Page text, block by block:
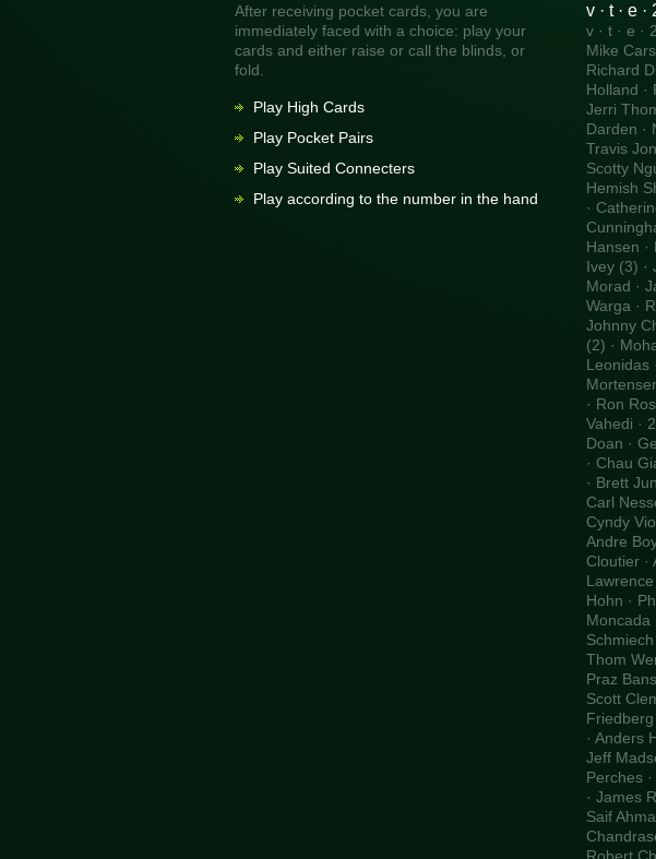
After receiving pocket cards, you are
immediately faced with a choice: play your
cards and either raise or call the blinds, or
fold.
Play High Cards
Play Pocket Pairs
Play Suited Connecters
Play according to the number in the hand
v · t · e
v · t · e ·
Mike
Richard
Holland ·
Jerri
Darden ·
Travis
Scotty
Hemish
·
Hansen ·
Ivey (3) ·
Morad ·
Warga ·
Johnny
(2) ·
Leonidas
· Ron
Vahedi ·
Doan ·
· Chau
· Brett
Carl
Cyndy
Andre
Cloutier ·
Hohn ·
Moncada
Thom
Praz
Scott
Friedberg
· Anders
Jeff
Perches
· James
Saif